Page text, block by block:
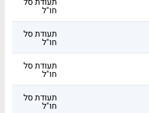
חו"ל
תעודת סל
חו"ל
תעודת סל
חו"ל
תעודת סל
חו"ל